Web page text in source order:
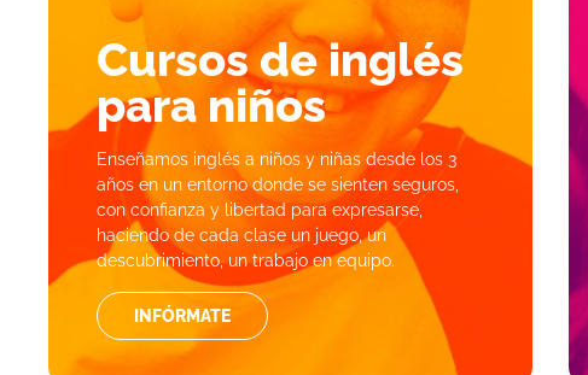
Cursos de inglés
para niños
Enseñamos inglés a niños y niñas desde los 3
años en un entorno donde se sienten seguros,
con confianza y libertad para expresarse,
haciendo de cada clase un juego, un
descubrimiento, un trabajo en equipo.
INFÓRMATE